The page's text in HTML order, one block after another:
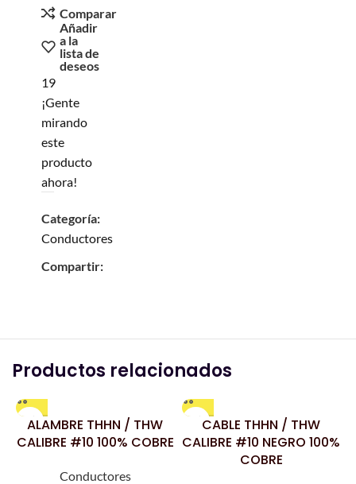
Comparar
Añadir
a la
lista de
deseos
19
¡Gente
mirando
este
producto
ahora!
Categoría:
Conductores
Compartir:
Productos relacionados
ALAMBRE THHN / THW
CALIBRE #10 100% COBRE
Conductores
CABLE THHN / THW
CALIBRE #10 NEGRO 100%
COBRE